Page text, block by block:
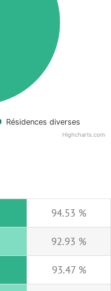
Résidences diverses
Highcharts.com
94.53 %
92.93 %
93.47 %